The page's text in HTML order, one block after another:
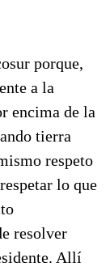
porque,
a la
encima de la
tierra
respeto
lo que
resolver
Allí